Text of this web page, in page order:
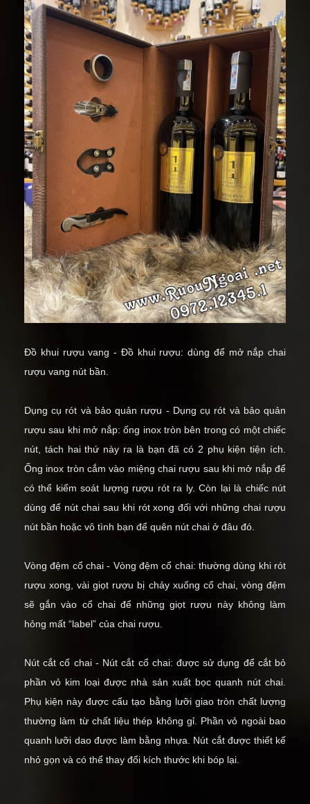
Đồ khui rượu vang - Đồ khui rượu: dùng để mở nắp chai
rượu vang nút bần.
Dụng cụ rót và bảo quản rượu - Dụng cụ rót và bảo quản
rượu sau khi mở nắp: ống inox tròn bên trong có một chiếc
nút, tách hai thứ này ra là bạn đã có 2 phụ kiện tiện ích.
Ống inox tròn cắm vào miệng chai rượu sau khi mở nắp để
có thể kiểm soát lượng rượu rót ra ly. Còn lại là chiếc nút
dùng để nút chai sau khi rót xong đối với những chai rượu
nút bần hoặc vô tình bạn để quên nút chai ở đâu đó.
Vòng đệm cổ chai - Vòng đệm cổ chai: thường dùng khi rót
rượu xong, vài giọt rượu bị chảy xuống cổ chai, vòng đệm
sẽ gắn vào cổ chai để những giọt rượu này không làm
hỏng mất “label” của chai rượu.
Nút cắt cổ chai - Nút cắt cổ chai: được sử dụng để cắt bỏ
phần vỏ kim loại được nhà sản xuất bọc quanh nút chai.
Phụ kiện này được cấu tạo bằng lưỡi giao tròn chất lượng
thường làm từ chất liệu thép không gỉ. Phần vỏ ngoài bao
quanh lưỡi dao được làm bằng nhựa. Nút cắt được thiết kế
nhỏ gọn và có thể thay đổi kích thước khi bóp lại.